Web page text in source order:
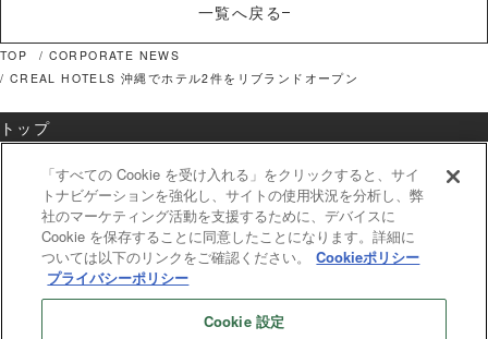
一覧へ戻る
TOP
CORPORATE NEWS
CREAL HOTELS 沖縄でホテル2件をリブランドオープン
トップ
ブランド一覧
ホテル一覧
ベストレート保証
お知らせ
「すべての Cookie を受け入れる」をクリックすると、サイ
トナビゲーションを強化し、サイトの使用状況を分析し、弊
社のマーケティング活動を支援するために、デバイスに
Cookie を保存することに同意したことになります。詳細に
ついては以下のリンクをご確認ください。
Cookieポリシー
プライバシーポリシー
Cookie 設定